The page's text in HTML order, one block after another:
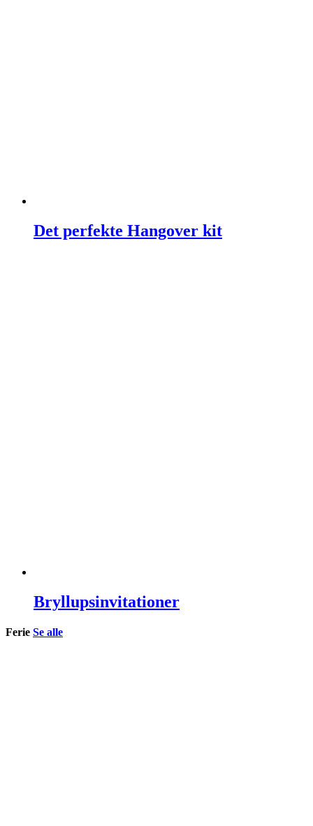
Det perfekte Hangover kit
Bryllupsinvitationer
Ferie Se alle